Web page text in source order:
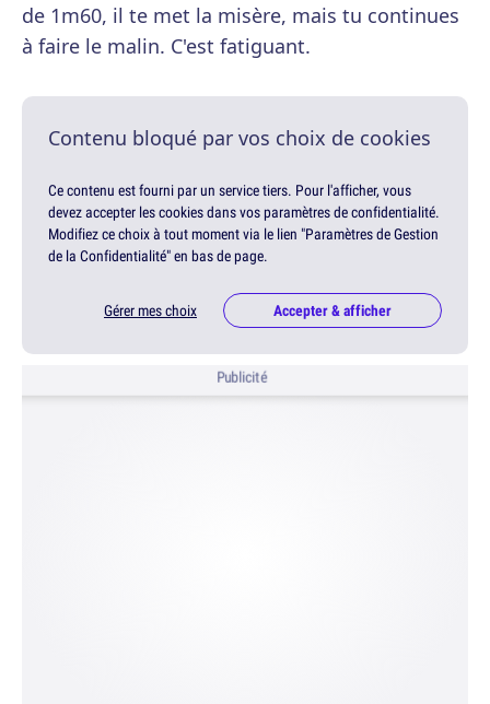
de 1m60, il te met la misère, mais tu continues
à faire le malin. C'est fatiguant.
Contenu bloqué par vos choix de cookies
Ce contenu est fourni par un service tiers. Pour l'afficher, vous
devez accepter les cookies dans vos paramètres de confidentialité.
Modifiez ce choix à tout moment via le lien "Paramètres de Gestion
de la Confidentialité" en bas de page.
Gérer mes choix Accepter & afficher
Publicité